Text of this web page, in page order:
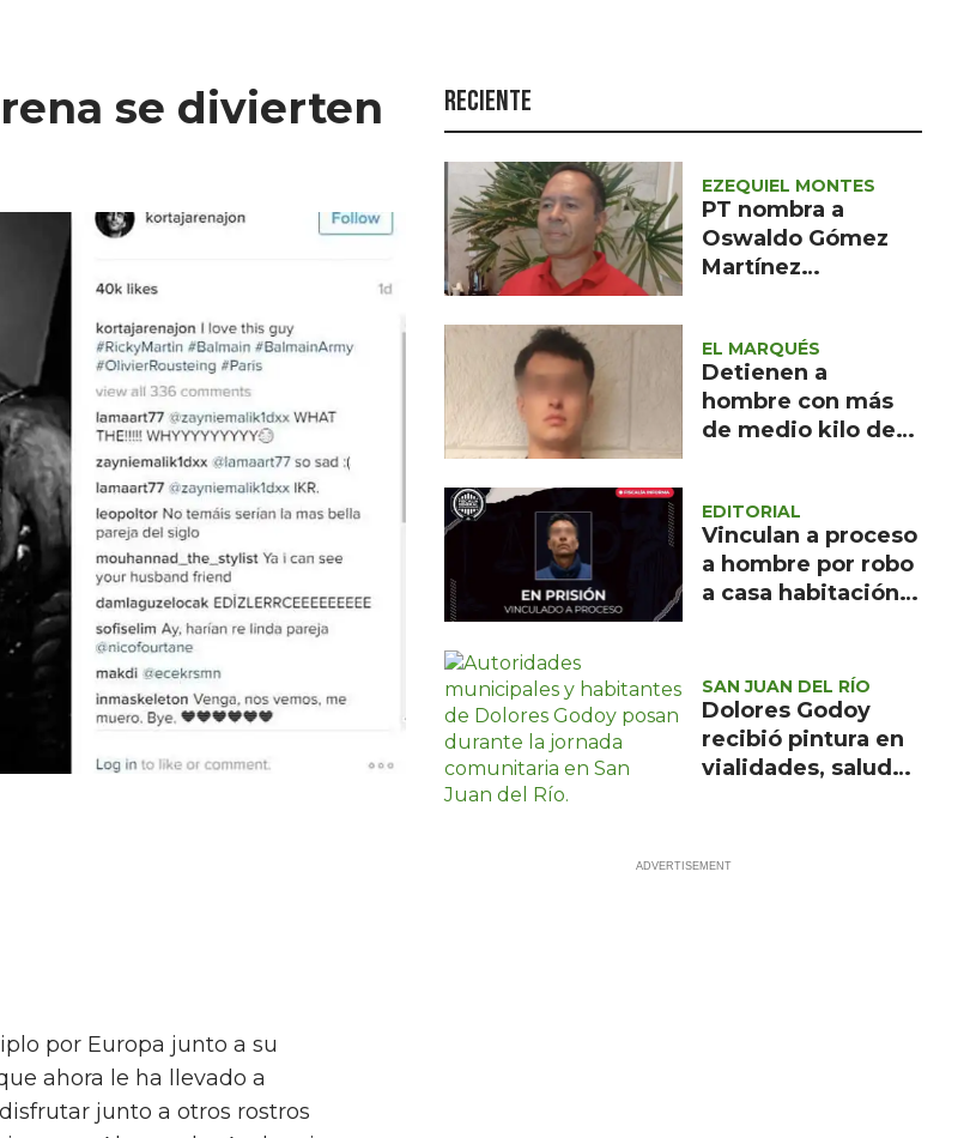
Política
Turismo
Asuntos Sociales
Estilo de vida
se divierten
por Europa junto a su
ahora le ha llevado a
junto a otros rostros
Reciente
EZEQUIEL MONTES
PT nombra a
Oswaldo Gómez
Martínez
en el semidesierto
queretano
EL MARQUÉS
Detienen a
hombre con más
de medio kilo de
EDITORIAL
Vinculan a proceso
a hombre por robo
a casa habitación
SAN JUAN DEL RÍO
Dolores Godoy
recibió pintura en
vialidades, salud